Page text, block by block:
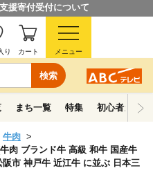
援寄付受付について
検索
り カート メニュー
まち一覧 特集 初心者ガイド
牛肉
肉 ブランド牛 高級 和牛 国産牛
市 神戸牛 近江牛 に並ぶ 日本三